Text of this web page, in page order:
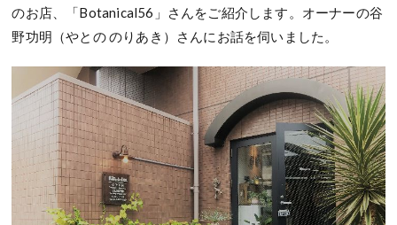
のお店、「Botanical56」さんをご紹介します。オーナーの谷
野功明（やとの のりあき）さんにお話を伺いました。